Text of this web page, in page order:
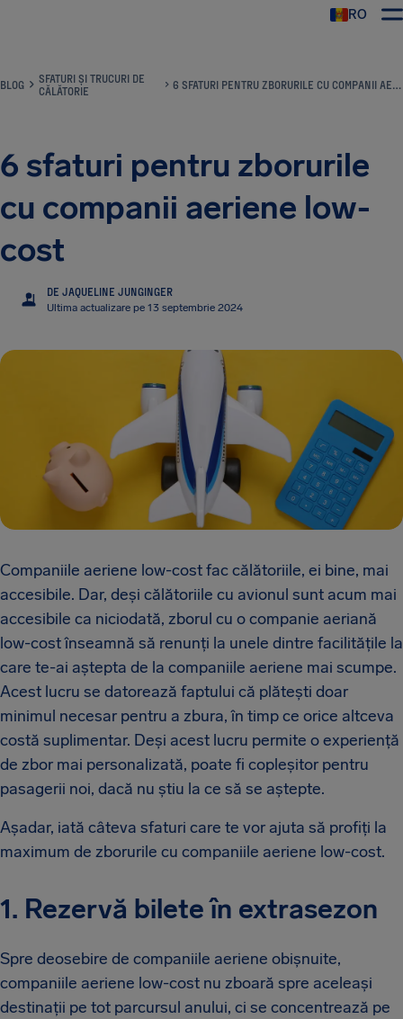
RO
BLOG
SFATURI ȘI TRUCURI DE
CĂLĂTORIE
6 SFATURI PENTRU ZBORURILE CU COMPANII AERIENE LOW-COST
6 sfaturi pentru zborurile
cu companii aeriene low-
cost
JJ
DE JAQUELINE JUNGINGER
Ultima actualizare pe 13 septembrie 2024
Companiile aeriene low-cost fac călătoriile, ei bine, mai
accesibile. Dar, deși călătoriile cu avionul sunt acum mai
accesibile ca niciodată, zborul cu o companie aeriană
low-cost înseamnă să renunți la unele dintre facilitățile la
care te-ai aștepta de la companiile aeriene mai scumpe.
Acest lucru se datorează faptului că plătești doar
minimul necesar pentru a zbura, în timp ce orice altceva
costă suplimentar. Deși acest lucru permite o experiență
de zbor mai personalizată, poate fi copleșitor pentru
pasagerii noi, dacă nu știu la ce să se aștepte.
Așadar, iată câteva sfaturi care te vor ajuta să profiți la
maximum de zborurile cu companiile aeriene low-cost.
1. Rezervă bilete în extrasezon
Spre deosebire de companiile aeriene obișnuite,
companiile aeriene low-cost nu zboară spre aceleași
destinații pe tot parcursul anului, ci se concentrează pe